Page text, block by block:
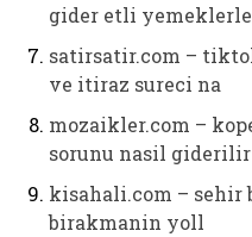
gider etli
satirsatir.com –
ve itiraz sureci na
mozaikler.com –
sorunu nasil giderilir
kisahali.com –
birakmanin yoll